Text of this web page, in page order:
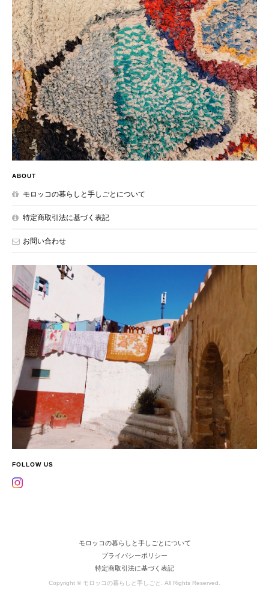
ABOUT
モロッコの暮らしと手しごとについて
特定商取引法に基づく表記
お問い合わせ
FOLLOW US
モロッコの暮らしと手しごとについて
プライバシーポリシー
特定商取引法に基づく表記
Copyright © モロッコの暮らしと手しごと. All Rights Reserved.